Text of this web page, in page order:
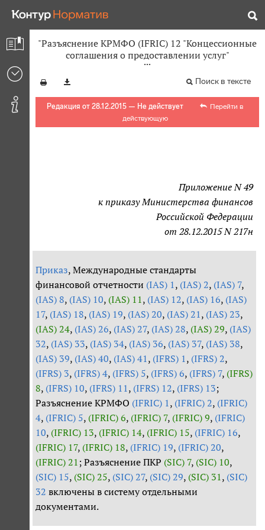
"Разъяснение КРМФО (IFRIC) 12 "Концессионные
соглашения о предоставлении услуг"
Поиск в тексте
Редакция от 28.12.2015 — Не действует
Перейти в
действующую
Приложение N 49
к приказу Министерства финансов
Российской Федерации
от 28.12.2015 N 217н
Приказ, Международные стандарты
финансовой отчетности (IAS) 1, (IAS) 2, (IAS) 7,
(IAS) 8, (IAS) 10, (IAS) 11, (IAS) 12, (IAS) 16, (IAS)
17, (IAS) 18, (IAS) 19, (IAS) 20, (IAS) 21, (IAS) 23,
(IAS) 24, (IAS) 26, (IAS) 27, (IAS) 28, (IAS) 29, (IAS)
32, (IAS) 33, (IAS) 34, (IAS) 36, (IAS) 37, (IAS) 38,
(IAS) 39, (IAS) 40, (IAS) 41, (IFRS) 1, (IFRS) 2,
(IFRS) 3, (IFRS) 4, (IFRS) 5, (IFRS) 6, (IFRS) 7, (IFRS)
8, (IFRS) 10, (IFRS) 11, (IFRS) 12, (IFRS) 13;
Разъяснение КРМФО (IFRIC) 1, (IFRIC) 2, (IFRIC)
4, (IFRIC) 5, (IFRIC) 6, (IFRIC) 7, (IFRIC) 9, (IFRIC)
10, (IFRIC) 13, (IFRIC) 14, (IFRIC) 15, (IFRIC) 16,
(IFRIC) 17, (IFRIC) 18, (IFRIC) 19, (IFRIC) 20,
(IFRIC) 21 ; Разъяснение ПКР (SIC) 7, (SIC) 10,
(SIC) 15, (SIC) 25, (SIC) 27, (SIC) 29, (SIC) 31, (SIC)
32 включены в систему отдельными
документами.